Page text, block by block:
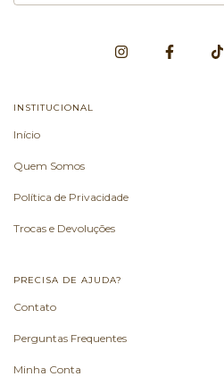
INSTITUCIONAL
Início
Quem Somos
Política de Privacidade
Trocas e Devoluções
PRECISA DE AJUDA?
Contato
Perguntas Frequentes
Minha Conta